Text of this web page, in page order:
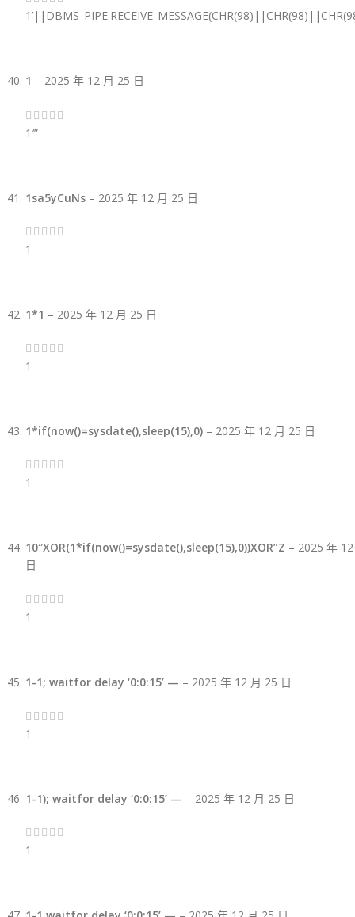
1 – 2025 年 12 月 25 日
1′”
1sa5yCuNs – 2025 年 12 月 25 日
1
1*1 – 2025 年 12 月 25 日
1
1*if(now()=sysdate(),sleep(15),0) – 2025 年 12 月 25 日
1
10″XOR(1*if(now()=sysdate(),sleep(15),0))XOR”Z – 2025 年
日
1
1-1; waitfor delay ‘0:0:15’ — – 2025 年 12 月 25 日
1
1-1); waitfor delay ‘0:0:15’ — – 2025 年 12 月 25 日
1